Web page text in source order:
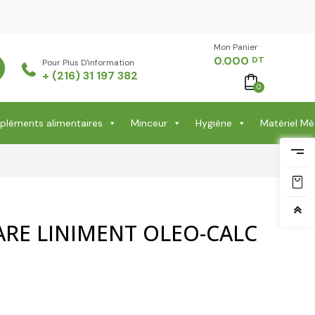
Pour Plus D'information
+ (216) 31 197 382
Mon Panier -
0.000 DT
0
alimentaires Minceur Hygiène Matériel
LINIMENT OLEO-CALC